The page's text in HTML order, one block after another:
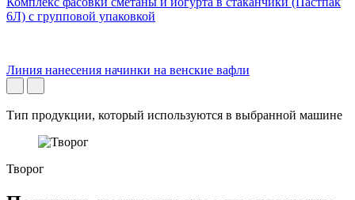
6Л) с групповой упаковкой
Линия нанесения начинки на венские вафли
Тип продукции, который используются в выбранной машине
Творог